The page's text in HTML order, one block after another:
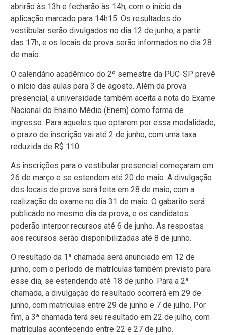
abrirão às 13h e fecharão às 14h, com o início da
aplicação marcado para 14h15. Os resultados do
vestibular serão divulgados no dia 12 de junho, a partir
das 17h, e os locais de prova serão informados no dia 28
de maio.
O calendário acadêmico do 2º semestre da PUC-SP prevê
o início das aulas para 3 de agosto. Além da prova
presencial, a universidade também aceita a nota do Exame
Nacional do Ensino Médio (Enem) como forma de
ingresso. Para aqueles que optarem por essa modalidade,
o prazo de inscrição vai até 2 de junho, com uma taxa
reduzida de R$ 110.
As inscrições para o vestibular presencial começaram em
26 de março e se estendem até 20 de maio. A divulgação
dos locais de prova será feita em 28 de maio, com a
realização do exame no dia 31 de maio. O gabarito será
publicado no mesmo dia da prova, e os candidatos
poderão interpor recursos até 6 de junho. As respostas
aos recursos serão disponibilizadas até 8 de junho.
O resultado da 1ª chamada será anunciado em 12 de
junho, com o período de matrículas também previsto para
esse dia, se estendendo até 18 de junho. Para a 2ª
chamada, a divulgação do resultado ocorrerá em 29 de
junho, com matrículas entre 29 de junho e 7 de julho. Por
fim, a 3ª chamada terá seu resultado em 22 de julho, com
matrículas acontecendo entre 22 e 27 de julho.